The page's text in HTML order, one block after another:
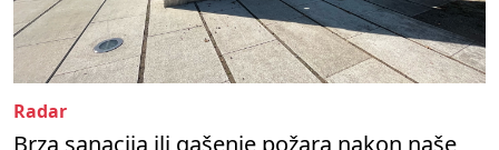
Radar
Brza sanacija ili gašenje požara nakon naše